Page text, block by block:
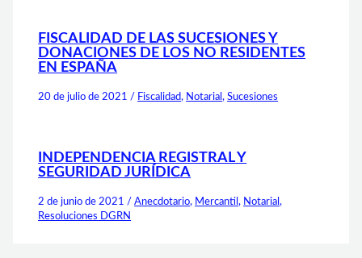
FISCALIDAD DE LAS SUCESIONES Y
DONACIONES DE LOS NO RESIDENTES
EN ESPAÑA
20 de julio de 2021 / Fiscalidad, Notarial,Sucesiones
INDEPENDENCIA REGISTRAL Y
SEGURIDAD JURÍDICA
2 de junio de 2021 /Anecdotario, Mercantil, Notarial,
Resoluciones DGRN